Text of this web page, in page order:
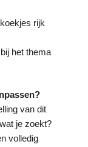
rijk
het thema
van dit
je zoekt?
volledig